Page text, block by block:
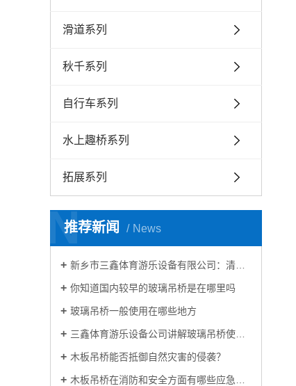
滑道系列
秋千系列
自行车系列
水上趣桥系列
拓展系列
推荐新闻 News
N
新乡市三鑫体育游乐设备有限公司：清明节凝聚着民族精神
你知道国内较早的玻璃吊桥是在哪里吗
玻璃吊桥一般使用在哪些地方
三鑫体育游乐设备公司讲解玻璃吊桥使用哪些材料建造呢？
木板吊桥能否抵御自然灾害的侵袭？
木板吊桥在消防和安全方面有哪些应急措施？